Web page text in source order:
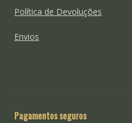
Política de Devoluções
Envios
Pagamentos seguros